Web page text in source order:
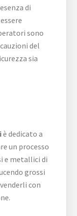
di
sono
del
sia
è dedicato a
un processo
e metallici di
grossi
con